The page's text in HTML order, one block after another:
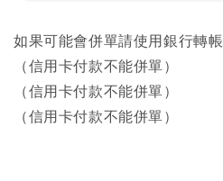
如果可能會併單請使用銀行轉帳
（信用卡付款不能併單）
（信用卡付款不能併單）
（信用卡付款不能併單）